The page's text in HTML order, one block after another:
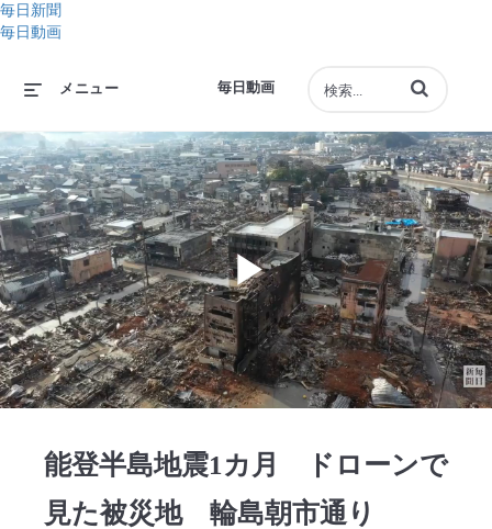
毎日新聞
毎日動画
毎日動画
メニュー 動画の検索語句
Play
能登半島地震1カ月 ドローンで
見た被災地 輪島朝市通り